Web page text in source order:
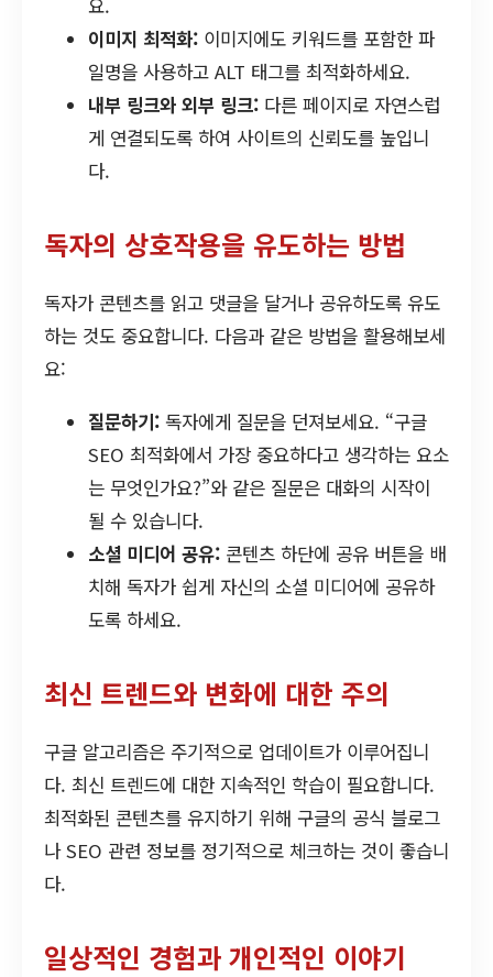
요.
이미지 최적화: 이미지에도 키워드를 포함한 파
일명을 사용하고 ALT 태그를 최적화하세요.
내부 링크와 외부 링크: 다른 페이지로 자연스럽
게 연결되도록 하여 사이트의 신뢰도를 높입니
다.
독자의 상호작용을 유도하는 방법
독자가 콘텐츠를 읽고 댓글을 달거나 공유하도록 유도
하는 것도 중요합니다. 다음과 같은 방법을 활용해보세
요:
질문하기: 독자에게 질문을 던져보세요. “구글
SEO 최적화에서 가장 중요하다고 생각하는 요소
는 무엇인가요?”와 같은 질문은 대화의 시작이
될 수 있습니다.
소셜 미디어 공유: 콘텐츠 하단에 공유 버튼을 배
치해 독자가 쉽게 자신의 소셜 미디어에 공유하
도록 하세요.
최신 트렌드와 변화에 대한 주의
구글 알고리즘은 주기적으로 업데이트가 이루어집니
다. 최신 트렌드에 대한 지속적인 학습이 필요합니다.
최적화된 콘텐츠를 유지하기 위해 구글의 공식 블로그
나 SEO 관련 정보를 정기적으로 체크하는 것이 좋습니
다.
일상적인 경험과 개인적인 이야기